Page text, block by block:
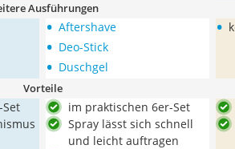
Ausführungen
• Aftershave
• Deo-Stick
• Duschgel
•
Vorteile
im praktischen 6er-Set
Spray lässt sich schnell
und leicht auftragen